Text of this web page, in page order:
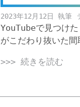
2023年12月12日
YouTubeで見つけ
がこだわり抜いた
>>> 続きを読む